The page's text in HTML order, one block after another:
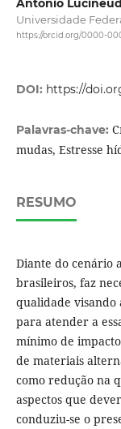
Antonio
Universidade
https://orcid.org/0000-
DOI: https://
Palavras-chave:
mudas, Estresse
RESUMO
Diante do cenário
brasileiros, faz
qualidade visando
para atender a
mínimo de
de materiais
como redução na
aspectos que
conduziu-se o